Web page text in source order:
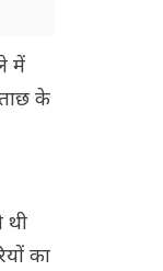
में
के
थी
का